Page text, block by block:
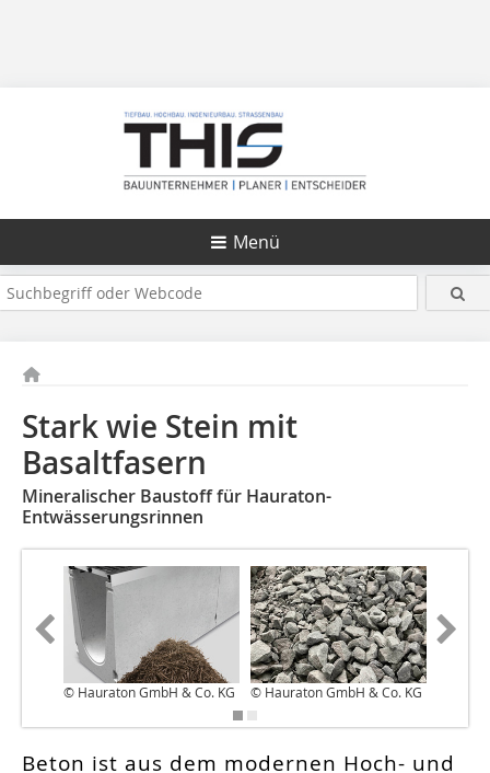
Menü
Stark wie Stein mit
Basaltfasern
Mineralischer Baustoff für Hauraton-
Entwässerungsrinnen
© Hauraton GmbH & Co. KG © Hauraton GmbH & Co. KG
Beton ist aus dem modernen Hoch- und